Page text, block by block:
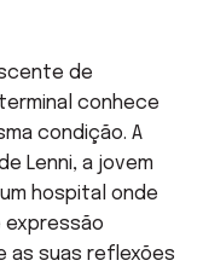
de
conhece
condição. A
Lenni, a jovem
hospital onde
expressão
as suas reflexões